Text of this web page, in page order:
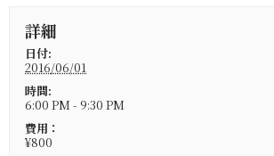
詳細
日付:
2016/06/01
時間:
6:00 PM - 9:30 PM
費用：
¥800